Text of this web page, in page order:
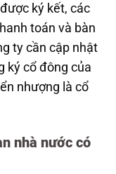
ký kết, các
toán và bàn
ty cần cập nhật
ký cổ đông của
nhượng là cổ
nhà nước có